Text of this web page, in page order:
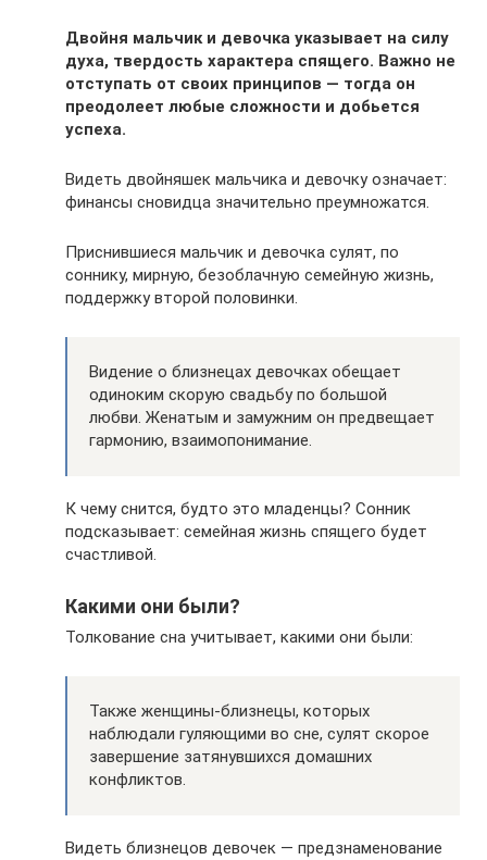
Двойня мальчик и девочка указывает на силу
духа, твердость характера спящего. Важно не
отступать от своих принципов — тогда он
преодолеет любые сложности и добьется
успеха.
Видеть двойняшек мальчика и девочку означает:
финансы сновидца значительно преумножатся.
Приснившиеся мальчик и девочка сулят, по
соннику, мирную, безоблачную семейную жизнь,
поддержку второй половинки.
Видение о близнецах девочках обещает
одиноким скорую свадьбу по большой
любви. Женатым и замужним он предвещает
гармонию, взаимопонимание.
К чему снится, будто это младенцы? Сонник
подсказывает: семейная жизнь спящего будет
счастливой.
Какими они были?
Толкование сна учитывает, какими они были:
Также женщины-близнецы, которых
наблюдали гуляющими во сне, сулят скорое
завершение затянувшихся домашних
конфликтов.
Видеть близнецов девочек — предзнаменование